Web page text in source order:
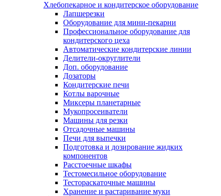
Хлебопекарное и кондитерское оборудование
Лапшерезки
Оборудование для мини-пекарни
Профессиональное оборудование для
кондитерского цеха
Автоматические кондитерские линии
Делители-округлители
Доп. оборудование
Дозаторы
Кондитерские печи
Котлы варочные
Миксеры планетарные
Мукопросеиватели
Машины для резки
Отсадочные машины
Печи для выпечки
Подготовка и дозирование жидких
компонентов
Расстоечные шкафы
Тестомесильное оборудование
Тестораскаточные машины
Хранение и растаривание муки